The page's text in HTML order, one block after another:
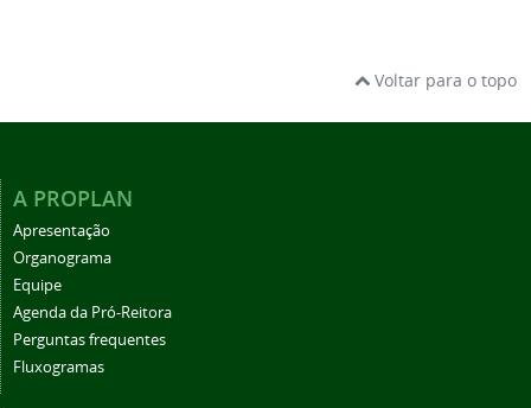
Voltar para o topo
A PROPLAN
Apresentação
Organograma
Equipe
Agenda da Pró-Reitora
Perguntas frequentes
Fluxogramas